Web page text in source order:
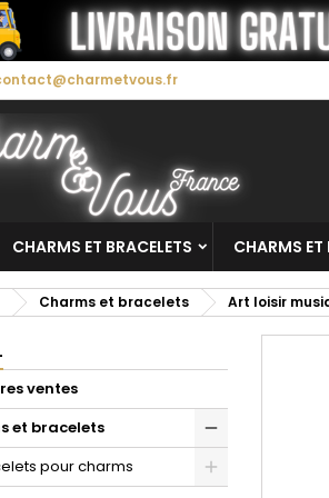
CHARMS ET BRACELETS CHARMS ET
Charms et bracelets Art loisir
ventes
et bracelets
pour charms